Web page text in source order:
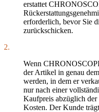
erstattet
erforderlich, bevor Sie
zurückschicken.
2.
Wenn
der Artikel in genau
werden, in dem er
nur nach einer
Kaufpreis abzüglich
Kosten. Der Kunde